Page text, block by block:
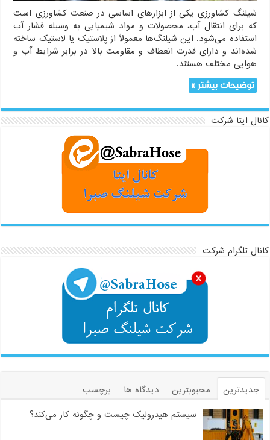
شیلنگ کشاورزی یکی از ابزارهای اساسی در صنعت کشاورزی است
که برای انتقال آب، محصولات و مواد شیمیایی به وسیله فشار آب
استفاده می‌شود. این شیلنگ‌ها معمولاً از پلاستیک یا لاستیک ساخته
شده‌اند و دارای قدرت انعطاف و مقاومت بالا در برابر شرایط آب و
هوایی مختلف هستند.
توضیحات بیشتر »
کانال ایتا شرکت
کانال تلگرام شرکت
جدیدترین محبوبترین دیدگاه ها
برچسب
سیستم هیدرولیک چیست و چگونه کار می‌کند؟